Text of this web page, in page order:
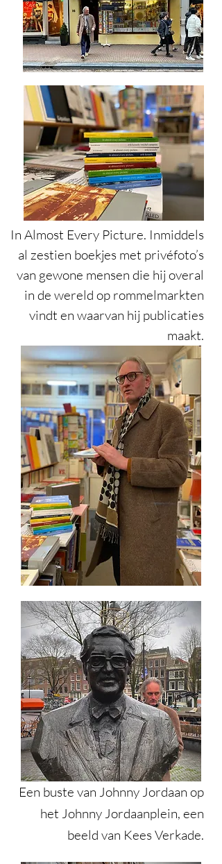
In Almost Every Picture. Inmiddels
al zestien boekjes met privéfoto’s
van gewone mensen die hij overal
in de wereld op rommelmarkten
vindt en waarvan hij publicaties
maakt.
Een buste van Johnny Jordaan op
het Johnny Jordaanplein, een
beeld van Kees Verkade.